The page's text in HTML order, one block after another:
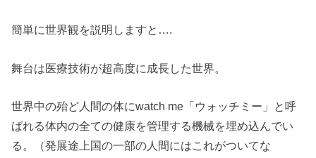
簡単に世界観を説明しますと….
舞台は医療技術が超高度に成長した世界。
世界中の殆ど人間の体にwatch me「ウォッチミー」と呼
ばれる体内の全ての健康を管理する機械を埋め込んでい
る。（発展途上国の一部の人間にはこれがついてな